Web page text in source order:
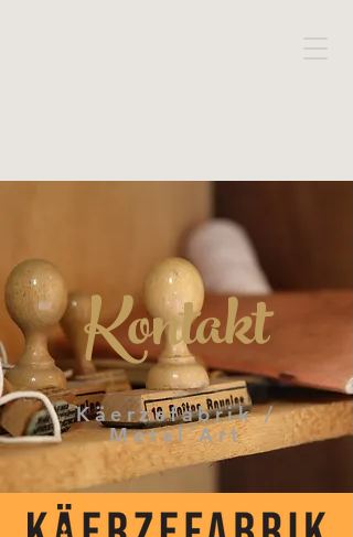
Kontakt
Käerzefabrik /
Metal´Art